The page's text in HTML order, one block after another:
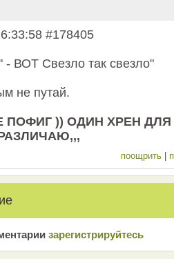
#178405
- ВОТ Свезло так свезло"
не путай.
)) ОДИН ХРЕН ДЛЯ
поощрить
зарeгиcтрирyйтeсь